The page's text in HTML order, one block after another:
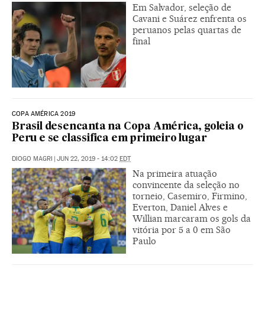
Em Salvador, seleção de
Cavani e Suárez enfrenta os
peruanos pelas quartas de
final
COPA AMÉRICA 2019
Brasil desencanta na Copa América, goleia o
Peru e se classifica em primeiro lugar
DIOGO MAGRI | JUN 22, 2019 - 14:02 EDT
Na primeira atuação
convincente da seleção no
torneio, Casemiro, Firmino,
Everton, Daniel Alves e
Willian marcaram os gols da
vitória por 5 a 0 em São
Paulo